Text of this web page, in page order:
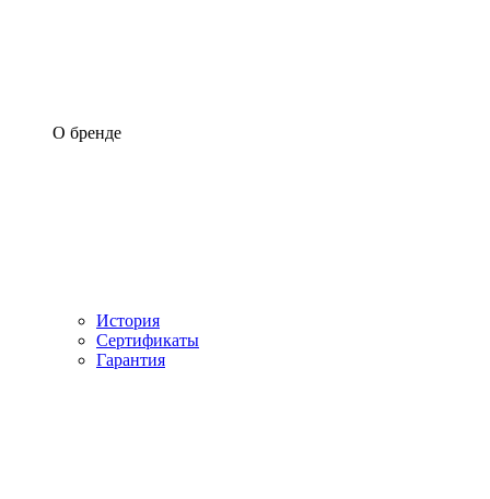
О бренде
История
Сертификаты
Гарантия